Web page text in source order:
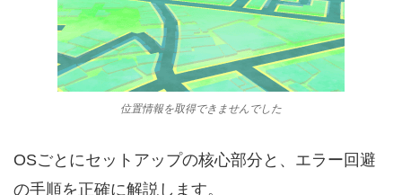
位置情報を取得できませんでした
OSごとにセットアップの核心部分と、エラー回避
の手順を正確に解説します。